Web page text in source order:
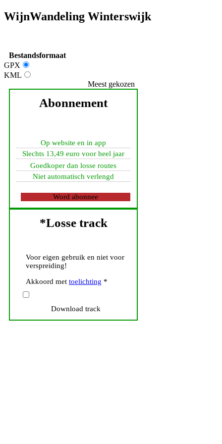
WijnWandeling Winterswijk
Bestandsformaat
GPX
KML
Meest gekozen
Abonnement
Op website en in app
Slechts 13,49 euro voor heel jaar
Goedkoper dan losse routes
Niet automatisch verlengd
Word abonnee
*Losse track
Voor eigen gebruik en niet voor
verspreiding!
Akkoord met toelichting *
Download track